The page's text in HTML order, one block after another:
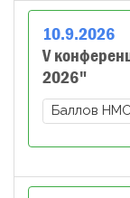
10.9.2026
V
2026"
Баллов